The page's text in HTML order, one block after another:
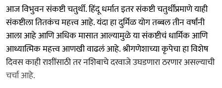
आज विभुवन संकष्टी चतुर्थी. हिंदू धर्मात इतर संकष्टी चतुर्थींप्रमाणे याही
संकष्टीला तितकंच महत्त्व आहे. यंदा हा दुर्मिळ योग तब्बल तीन वर्षांनी
आला आहे आणि अधिक मासात आल्यामुळे या संकष्टीचं धार्मिक आणि
आध्यात्मिक महत्त्व आणखी वाढलं आहे. श्रीगणेशाच्या कृपेचा हा विशेष
दिवस काही राशींसाठी तर नशिबाचे दरवाजे उघडणारा ठरणार असल्याची
चर्चा आहे.